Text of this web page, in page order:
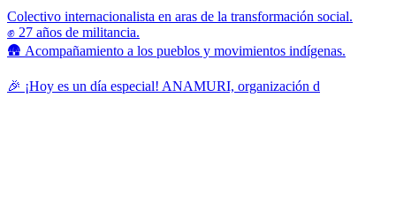
Colectivo internacionalista en aras de la transformación social.
✊ 27 años de militancia.
🛖 Acompañamiento a los pueblos y movimientos indígenas.
🎉 ¡Hoy es un día especial! ANAMURI, organización d